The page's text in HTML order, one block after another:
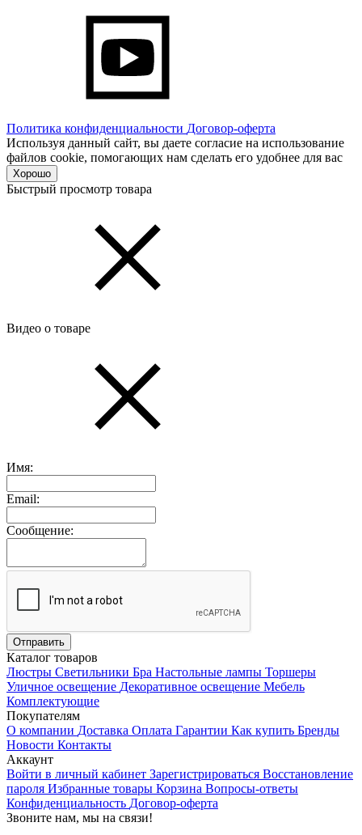
Политика конфиденциальности Договор-оферта
Используя данный сайт, вы даете согласие на использование
файлов cookie, помогающих нам сделать его удобнее для вас
Хорошо
Быстрый просмотр товара
Видео о товаре
Имя:
Email:
Сообщение:
Каталог товаров
Люстры Светильники Бра Настольные лампы Торшеры
Уличное освещение Декоративное освещение Мебель
Комплектующие
Покупателям
О компании Доставка Оплата Гарантии Как купить Бренды
Новости Контакты
Аккаунт
Войти в личный кабинет Зарегистрироваться Восстановление
пароля Избранные товары Корзина Вопросы-ответы
Конфиденциальность Договор-оферта
Звоните нам, мы на связи!